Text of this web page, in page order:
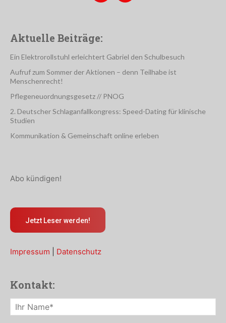
Aktuelle Beiträge:
Ein Elektrorollstuhl erleichtert Gabriel den Schulbesuch
Aufruf zum Sommer der Aktionen – denn Teilhabe ist
Menschenrecht!
Pflegeneuordnungsgesetz // PNOG
2. Deutscher Schlaganfallkongress: Speed-Dating für klinische
Studien
Kommunikation & Gemeinschaft online erleben
Abo kündigen!
Jetzt Leser werden!
Impressum Datenschutz
Kontakt: